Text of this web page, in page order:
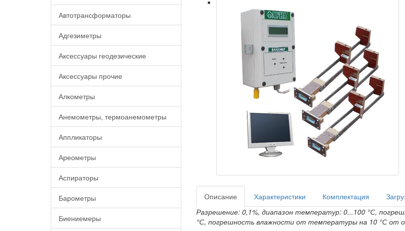
Автотрансформаторы
Адгезиметры
Аксессуары геодезические
Аксессуары прочие
Алкометры
Анемометры, термоанемометры
Аппликаторы
Ареометры
Аспираторы
Барометры
Биениемеры
Описание Характеристики Комплектация
Разрешение: 0,1%, диапазон температур: 0...100 °С,
°С, погрешность влажности от температуры на 10 °С от